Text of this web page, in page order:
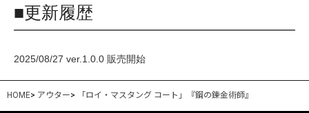
■更新履歴
2025/08/27 ver.1.0.0 販売開始
HOME> アウター> 「ロイ・マスタング コート」『鋼の錬金術師』